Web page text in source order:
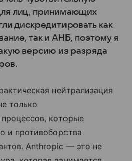
лиц, принимающих
дискредитировать как
так и АНБ, поэтому я
версию из разряда
нейтрализация
только
которые
и противоборства
Anthropic — это не